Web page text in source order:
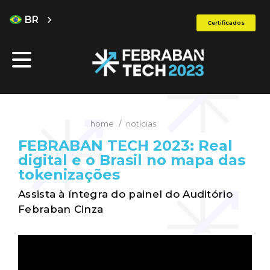
BR chevron_right Certificados
home notícias
FEBRABAN TECH 2023: Real
digital e o Brasil no mapa das
tokenizações
Assista à íntegra do painel do Auditório
Febraban Cinza